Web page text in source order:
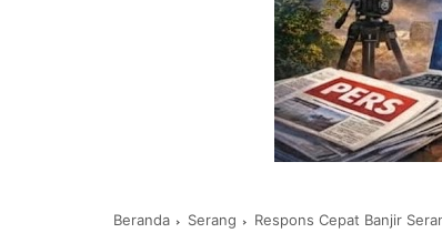
Beranda Serang Respons Cepat Banjir